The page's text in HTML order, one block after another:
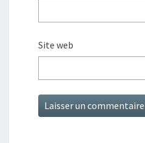
Site web